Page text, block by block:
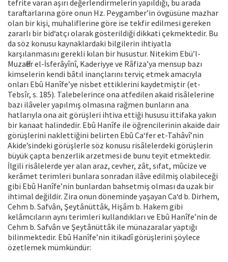
tefrite varan aşırı değerlendirmelerin yapıldığı, bu arada
taraftarlarına göre onun Hz. Peygamber’in övgüsüne mazhar
olan bir kişi, muhaliflerine göre ise tekfir edilmesi gereken
zararlı bir bid‘atçı olarak gösterildiği dikkati çekmektedir. Bu
da söz konusu kaynaklardaki bilgilerin ihtiyatla
karşılanmasını gerekli kılan bir husustur. Nitekim Ebü’l-
Muzaffer el-İsferâyînî, Kaderiyye ve Râfiza’ya mensup bazı
kimselerin kendi bâtıl inançlarını terviç etmek amacıyla
onları Ebû Hanîfe’ye nisbet ettiklerini kaydetmiştir (et-
Tebsîr, s. 185). Talebelerince ona atfedilen akaid risâlelerine
bazı ilâveler yapılmış olmasına rağmen bunların ana
hatlarıyla ona ait görüşleri ihtiva ettiği hususu ittifaka yakın
bir kanaat halindedir. Ebû Hanîfe ile öğrencilerinin akaide dair
görüşlerini naklettiğini belirten Ebû Ca‘fer et-Tahâvî’nin
Akide’sindeki görüşlerle söz konusu risâlelerdeki görüşlerin
büyük çapta benzerlik arzetmesi de bunu teyit etmektedir.
İlgili risâlelerde yer alan araz, cevher, zât, sıfat, mûcize ve
kerâmet terimleri bunlara sonradan ilâve edilmiş olabileceği
gibi Ebû Hanîfe’nin bunlardan bahsetmiş olması da uzak bir
ihtimal değildir. Zira onun döneminde yaşayan Ca‘d b. Dirhem,
Cehm b. Safvân, Şeytânüttâk, Hişâm b. Hakem gibi
kelâmcıların aynı terimleri kullandıkları ve Ebû Hanîfe’nin de
Cehm b. Safvân ve Şeytânüttâk ile münazaralar yaptığı
bilinmektedir. Ebû Hanîfe’nin itikadî görüşlerini şöylece
özetlemek mümkündür: